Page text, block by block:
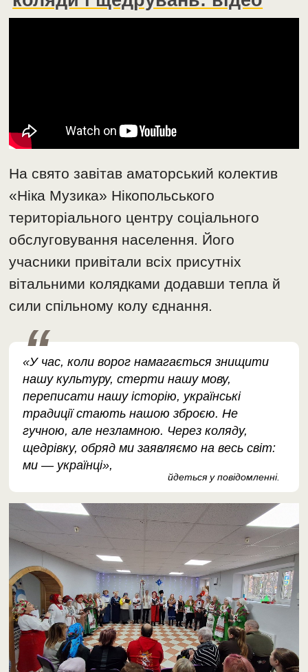
На свято завітав аматорський колектив
«Ніка Музика» Нікопольського
територіального центру соціального
обслуговування населення. Його
учасники привітали всіх присутніх
вітальними колядками додавши тепла й
сили спільному колу єднання.
«У час, коли ворог намагається знищити
нашу культуру, стерти нашу мову,
переписати нашу історію, українські
традиції стають нашою зброєю. Не
гучною, але незламною. Через коляду,
щедрівку, обряд ми заявляємо на весь світ:
ми — українці»,
йдеться у повідомленні.